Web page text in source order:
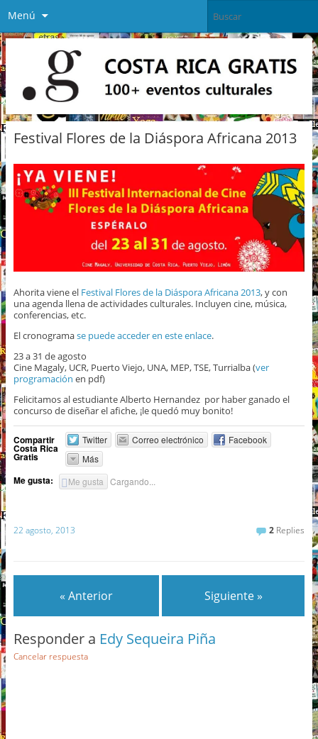
Menú
Festival Flores de la Diáspora Africana 2013
Ahorita viene el Festival Flores de la Diáspora Africana 2013, y con
una agenda llena de actividades culturales. Incluyen cine, música,
conferencias, etc.
El cronogramase puede acceder en este enlace.
23 a 31 de agosto
Cine Magaly, UCR, Puerto Viejo, UNA, MEP, TSE, Turrialba (ver
programación en pdf)
Felicitamos al estudiante Alberto Hernandez por haber ganado el
concurso de diseñar el afiche, ¡le quedó muy bonito!
Compartir
Costa Rica
Gratis
Twitter Correo electrónico
Facebook
Más
Me gusta: Me gusta Cargando...
22 agosto, 2013 2 Replies
« Anterior Siguiente »
Responder a Edy Sequeira Piña
Cancelar respuesta